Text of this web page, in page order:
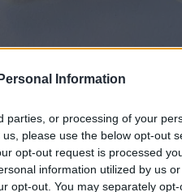
Information
parties, or processing of your
please use the below opt-out
opt-out request is processed
information utilized by us
opt-out. You may separately